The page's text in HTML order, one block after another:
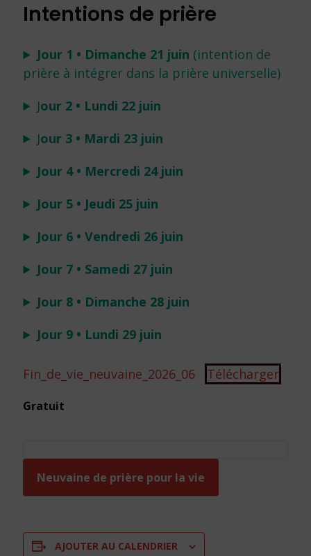
Intentions de prière
Jour 1 • Dimanche 21 juin (intention de
prière à intégrer dans la prière universelle)
Jour 2 • Lundi 22 juin
Jour 3 • Mardi 23 juin
Jour 4 • Mercredi 24 juin
Jour 5 • Jeudi 25 juin
Jour 6 • Vendredi 26 juin
Jour 7 • Samedi 27 juin
Jour 8 • Dimanche 28 juin
Jour 9 • Lundi 29 juin
Fin_de_vie_neuvaine_2026_06 Télécharger
Gratuit
Neuvaine de prière pour la vie
AJOUTER AU CALENDRIER